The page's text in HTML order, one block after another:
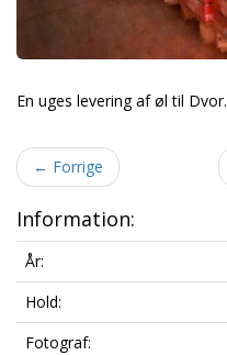
En uges levering af øl til Dvor.
← Forrige
Information:
År:
Hold:
Fotograf: